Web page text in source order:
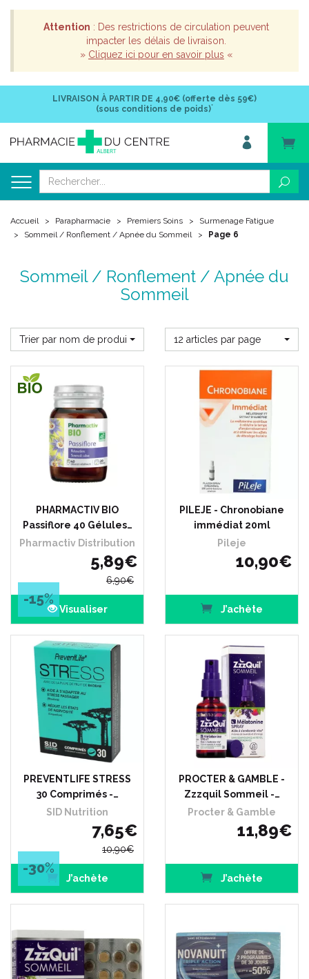
Attention : Des restrictions de circulation peuvent
impacter les délais de livraison.
» Cliquez ici pour en savoir plus «
LIVRAISON À PARTIR DE 4,90€ (offerte dès 59€)
(sous conditions de poids)*
Accueil Parapharmacie Premiers Soins
Surmenage Fatigue
Sommeil / Ronflement / Apnée du Sommeil
Page 6
Sommeil / Ronflement / Apnée du
Sommeil
Trier par nom de produit 12 articles par page
PHARMACTIV BIO
Passiflore 40 Gélules…
Pharmactiv Distribution
5,89€
6,90€
-15%
Visualiser
PILEJE - Chronobiane
immédiat 20ml
Pileje
10,90€
J’achète
PREVENTLIFE STRESS
30 Comprimés -…
SID Nutrition
7,65€
10,90€
-30%
J’achète
PROCTER & GAMBLE -
Zzzquil Sommeil -…
Procter & Gamble
11,89€
J’achète